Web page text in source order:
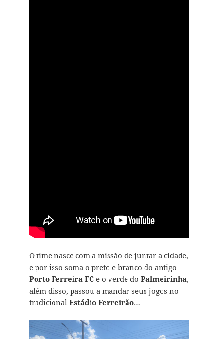
O time nasce com a missão de juntar a cidade,
e por isso soma o preto e branco do antigo
Porto Ferreira FC e o verde do Palmeirinha,
além disso, passou a mandar seus jogos no
tradicional Estádio Ferreirão…